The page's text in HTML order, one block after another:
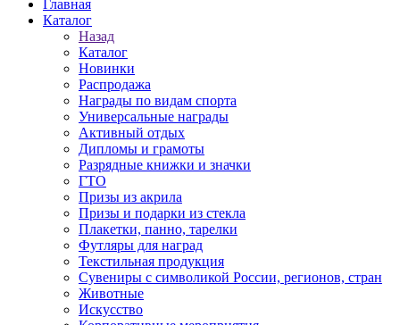
Главная
Каталог
Назад
Каталог
Новинки
Распродажа
Награды по видам спорта
Универсальные награды
Активный отдых
Дипломы и грамоты
Разрядные книжки и значки
ГТО
Призы из акрила
Призы и подарки из стекла
Плакетки, панно, тарелки
Футляры для наград
Текстильная продукция
Сувениры с символикой России, регионов, стран
Животные
Искусство